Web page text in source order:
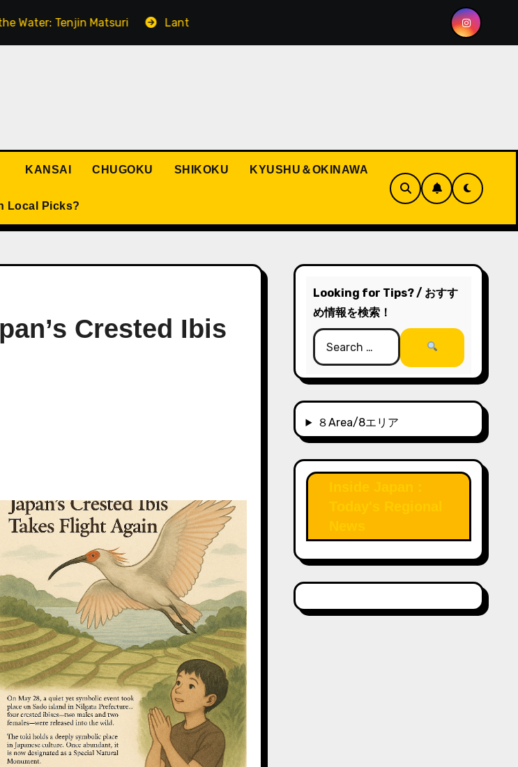
Tenjin Matsuri Lanterns Lighting the Spirit of Hakata Gion Yamakasa Pokémon and
KANSAI CHUGOKU SHIKOKU KYUSHU＆OKINAWA
Local Picks?
Crested Ibis
Looking for Tips? / おすす
め情報を検索！
８Area/8エリア